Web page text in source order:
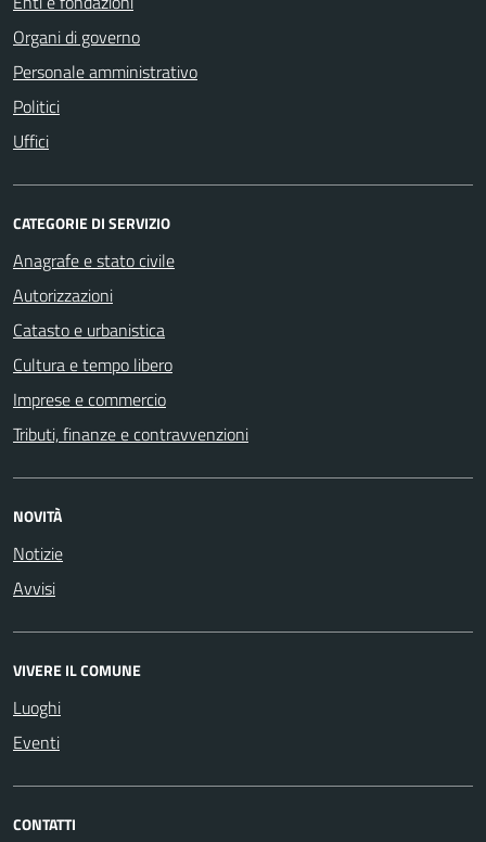
Organi di governo
Personale amministrativo
Politici
Uffici
CATEGORIE DI SERVIZIO
Anagrafe e stato civile
Autorizzazioni
Catasto e urbanistica
Cultura e tempo libero
Imprese e commercio
Tributi, finanze e contravvenzioni
NOVITÀ
Notizie
Avvisi
VIVERE IL COMUNE
Luoghi
Eventi
CONTATTI